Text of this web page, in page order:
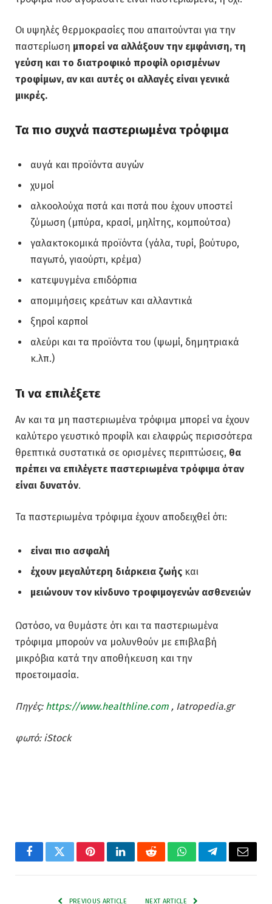
Οι υψηλές θερμοκρασίες που απαιτούνται για την
παστερίωση μπορεί να αλλάξουν την εμφάνιση, τη
γεύση και το διατροφικό προφίλ ορισμένων
τροφίμων, αν και αυτές οι αλλαγές είναι γενικά
μικρές.
Τα πιο συχνά παστεριωμένα τρόφιμα
αυγά και προϊόντα αυγών
χυμοί
αλκοολούχα ποτά και ποτά που έχουν υποστεί
ζύμωση (μπύρα, κρασί, μηλίτης, κομπούτσα)
γαλακτοκομικά προϊόντα (γάλα, τυρί, βούτυρο,
παγωτό, γιαούρτι, κρέμα)
κατεψυγμένα επιδόρπια
απομιμήσεις κρεάτων και αλλαντικά
ξηροί καρποί
αλεύρι και τα προϊόντα του (ψωμί, δημητριακά
κ.λπ.)
Τι να επιλέξετε
Αν και τα μη παστεριωμένα τρόφιμα μπορεί να έχουν
καλύτερο γευστικό προφίλ και ελαφρώς περισσότερα
θρεπτικά συστατικά σε ορισμένες περιπτώσεις, θα
πρέπει να επιλέγετε παστεριωμένα τρόφιμα όταν
είναι δυνατόν.
Τα παστεριωμένα τρόφιμα έχουν αποδειχθεί ότι:
είναι πιο ασφαλή
έχουν μεγαλύτερη διάρκεια ζωής και
μειώνουν τον κίνδυνο τροφιμογενών ασθενειών
Ωστόσο, να θυμάστε ότι και τα παστεριωμένα
τρόφιμα μπορούν να μολυνθούν με επιβλαβή
μικρόβια κατά την αποθήκευση και την
προετοιμασία.
Πηγές: https://www.healthline.com , Iatropedia.gr
φωτό: iStock
FacebookTwitterPinterestLinkedInRedditWhatsAppTelegramEmail
PREVIOUS ARTICLE NEXT ARTICLE